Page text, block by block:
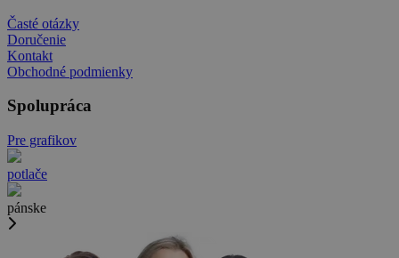
Časté otázky
Doručenie
Kontakt
Obchodné podmienky
Spolupráca
Pre grafikov
potlače
pánske